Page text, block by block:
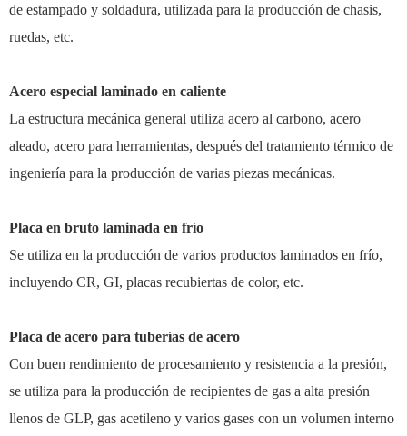
de estampado y soldadura, utilizada para la producción de chasis,
ruedas, etc.
Acero especial laminado en caliente
La estructura mecánica general utiliza acero al carbono, acero
aleado, acero para herramientas, después del tratamiento térmico de
ingeniería para la producción de varias piezas mecánicas.
Placa en bruto laminada en frío
Se utiliza en la producción de varios productos laminados en frío,
incluyendo CR, GI, placas recubiertas de color, etc.
Placa de acero para tuberías de acero
Con buen rendimiento de procesamiento y resistencia a la presión,
se utiliza para la producción de recipientes de gas a alta presión
llenos de GLP, gas acetileno y varios gases con un volumen interno